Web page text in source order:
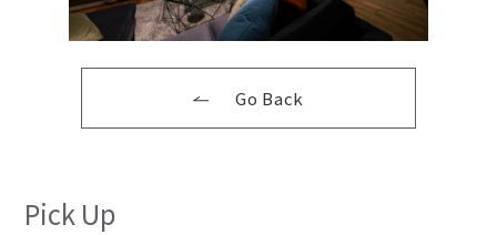
Go Back
Pick Up